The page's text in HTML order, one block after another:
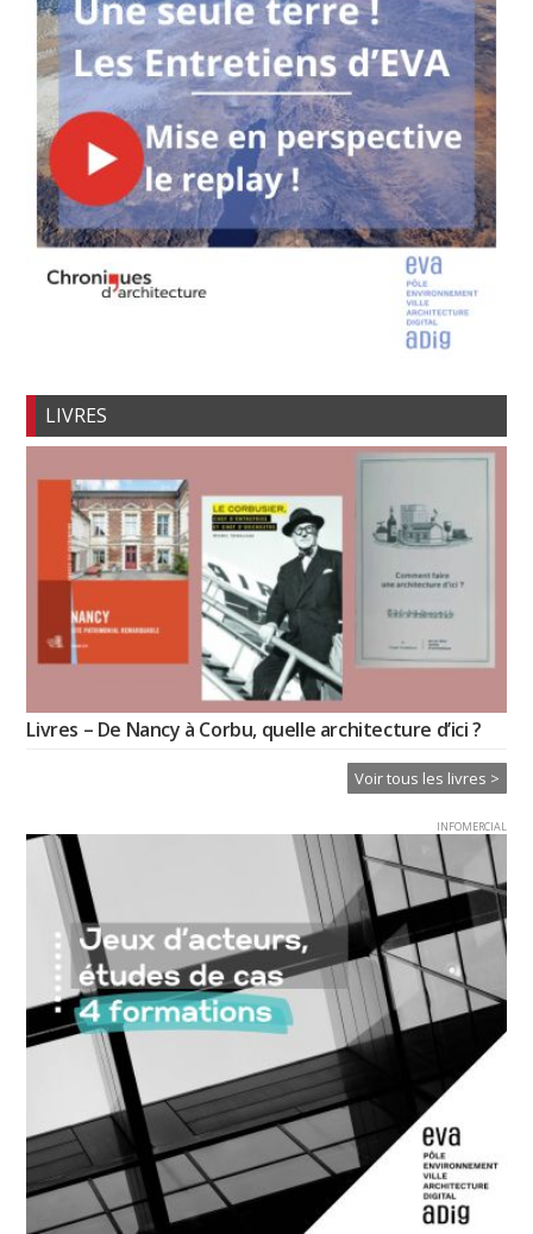
LIVRES
Livres – De Nancy à Corbu, quelle architecture d’ici ?
Voir tous les livres >
INFOMERCIAL